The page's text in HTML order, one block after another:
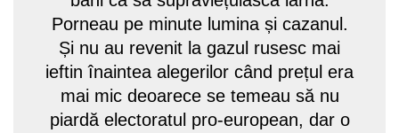
Porneau pe minute lumina și cazanul.
Și nu au revenit la gazul rusesc mai
ieftin înaintea alegerilor când prețul era
mai mic deoarece se temeau să nu
piardă electoratul pro-european, dar o